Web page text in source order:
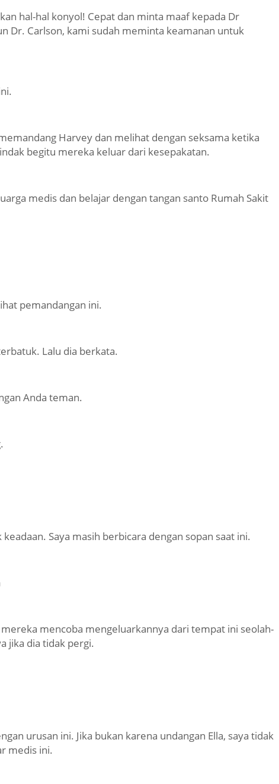
hal-hal konyol! Cepat dan minta maaf kepada Dr
Dr. Carlson, kami sudah meminta keamanan untuk
Harvey dan melihat dengan seksama ketika
begitu mereka keluar dari kesepakatan.
medis dan belajar dengan tangan santo Rumah Sakit
pemandangan ini.
Lalu dia berkata.
Anda teman.
Saya masih berbicara dengan sopan saat ini.
mencoba mengeluarkannya dari tempat ini seolah-
jika dia tidak pergi.
urusan ini. Jika bukan karena undangan Ella, saya tidak
medis ini.